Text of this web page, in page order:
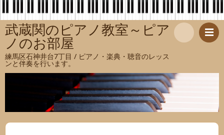
武蔵関のピアノ教室～ピア
ノのお部屋
練馬区石神井台7丁目 / ピアノ・楽典・聴音のレッス
ンと伴奏を行います。
索